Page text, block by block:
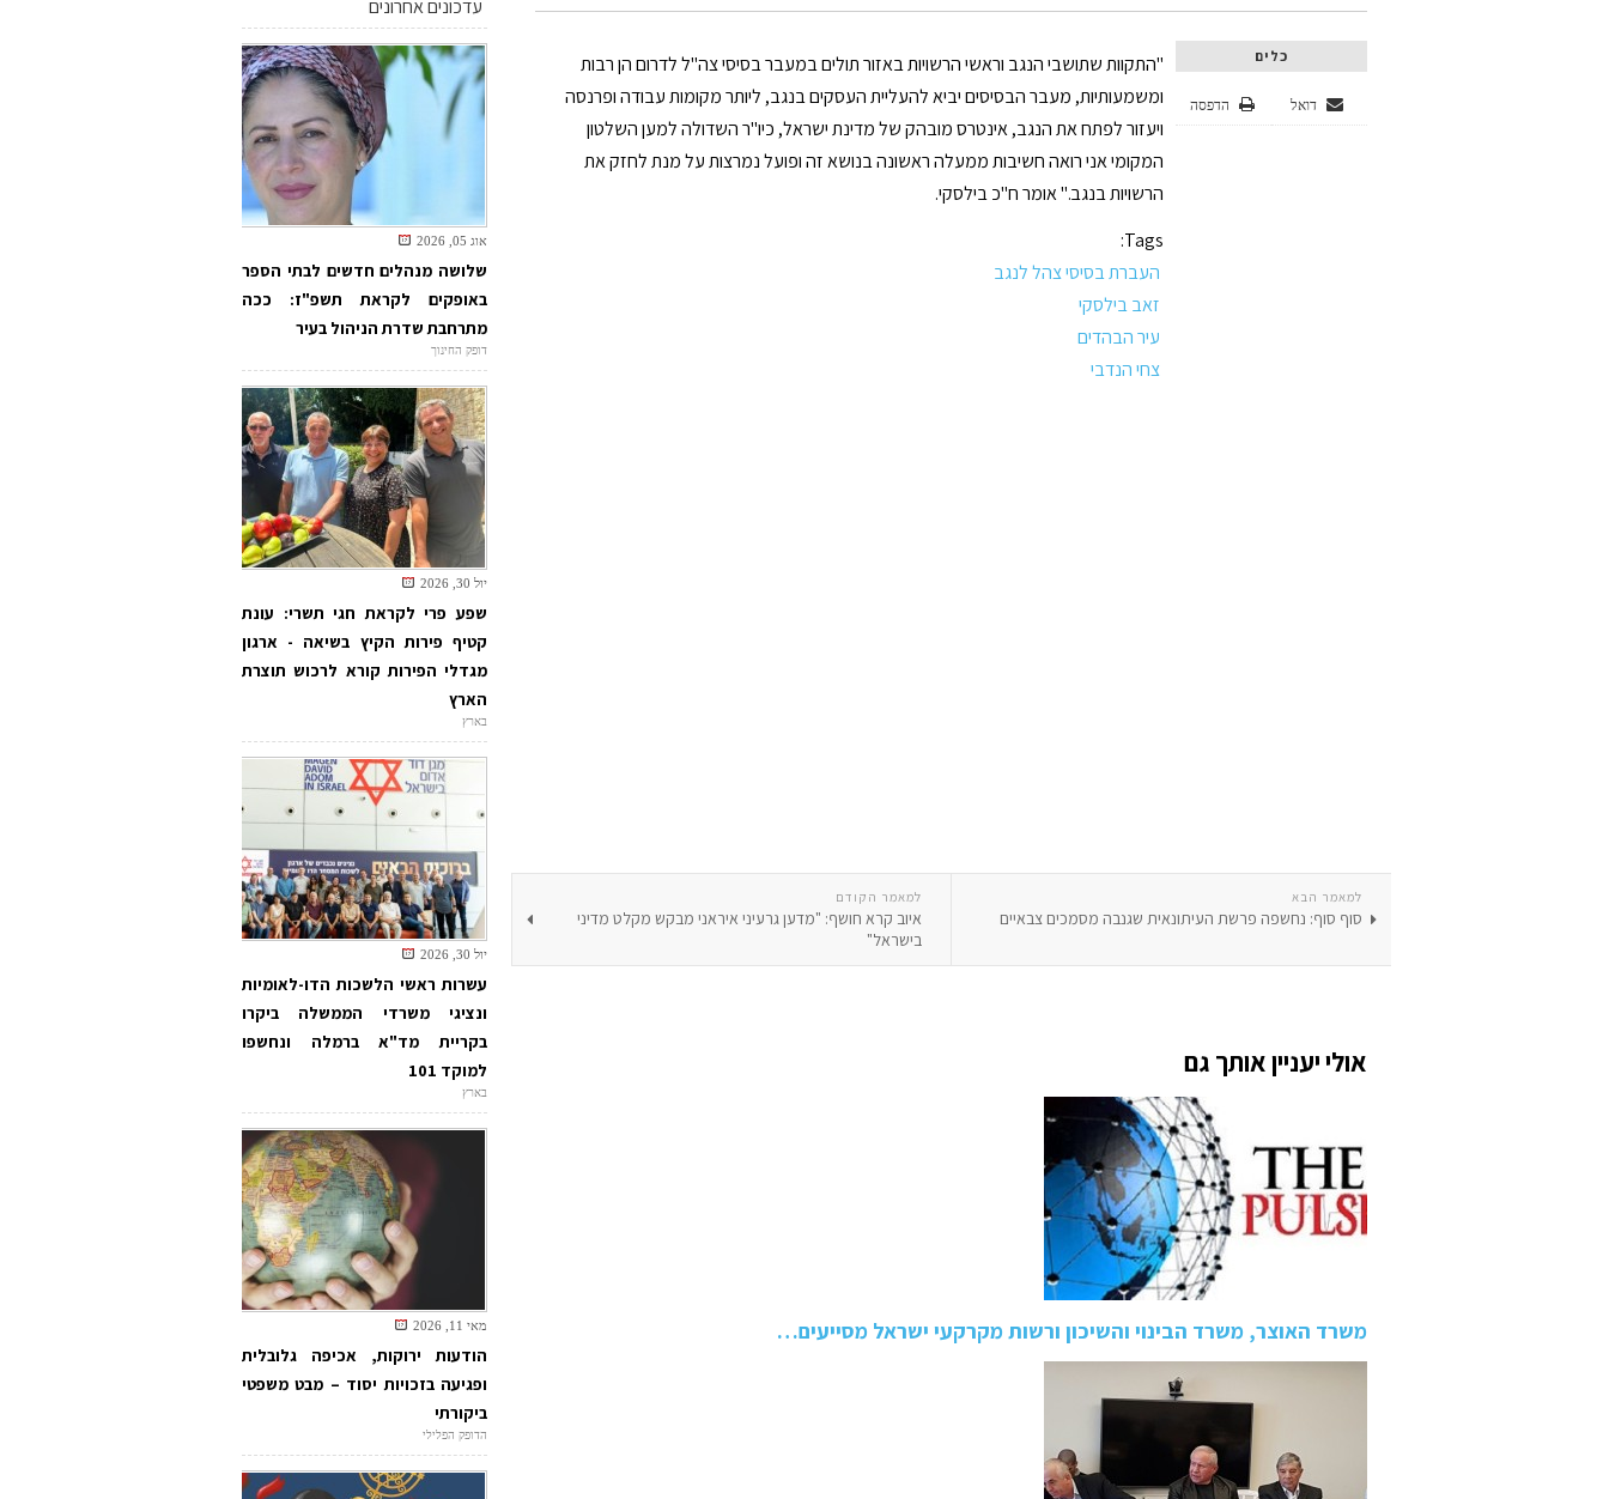
כלים
הדפסה דואל
"התקוות שתושבי הנגב וראשי הרשויות באזור תולים במעבר בסיסי צה"ל לדרום הן רבות
ומשמעותיות, מעבר הבסיסים יביא להעליית העסקים בנגב, ליותר מקומות עבודה ופרנסה
ויעזור לפתח את הנגב, אינטרס מובהק של מדינת ישראל, כיו"ר השדולה למען השלטון
המקומי אני רואה חשיבות ממעלה ראשונה בנושא זה ופועל נמרצות על מנת לחזק את
הרשויות בנגב." אומר ח"כ בילסקי.
Tags:
העברת בסיסי צהל לנגב
זאב בילסקי
עיר הבהדים
צחי הנדבי
למאמר הקודם
איוב קרא חושף: "מדען גרעיני איראני מבקש מקלט מדיני
בישראל"
למאמר הבא
סוף סוף: נחשפה פרשת העיתונאית שגנבה מסמכים צבאיים
אולי יעניין אותך גם
משרד האוצר, משרד הבינוי והשיכון ורשות מקרקעי ישראל מסייעים…
עדכונים אחרונים
אוג 05, 2026
שלושה מנהלים חדשים לבתי הספר
באופקים לקראת תשפ"ז: ככה
מתרחבת שדרת הניהול בעיר
דופק החינוך
יול 30, 2026
שפע פרי לקראת חגי תשרי: עונת
קטיף פירות הקיץ בשיאה - ארגון
מגדלי הפירות קורא לרכוש תוצרת
הארץ
בארץ
יול 30, 2026
עשרות ראשי הלשכות הדו-לאומיות
ונציגי משרדי הממשלה ביקרו
בקריית מד"א ברמלה ונחשפו
למוקד 101
בארץ
מאי 11, 2026
הודעות ירוקות, אכיפה גלובלית
ופגיעה בזכויות יסוד – מבט משפטי
ביקורתי
הדופק הפלילי